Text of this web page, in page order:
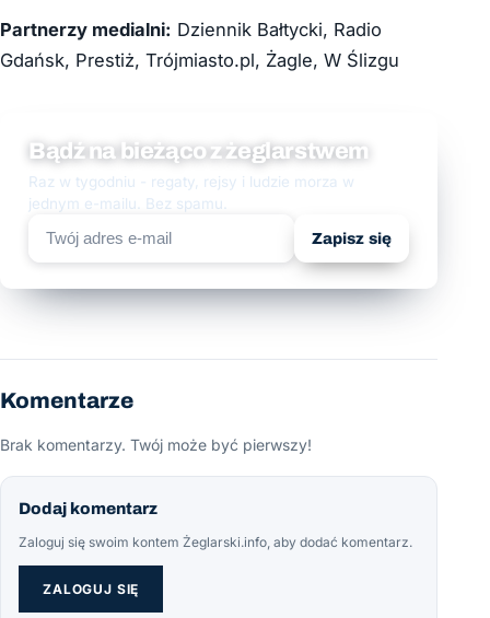
Partnerzy medialni: Dziennik Bałtycki, Radio
Gdańsk, Prestiż, Trójmiasto.pl, Żagle, W Ślizgu
Bądź na bieżąco z żeglarstwem
Raz w tygodniu - regaty, rejsy i ludzie morza w
jednym e-mailu. Bez spamu.
Zapisz się
Komentarze
Brak komentarzy. Twój może być pierwszy!
Dodaj komentarz
Zaloguj się swoim kontem Żeglarski.info, aby dodać komentarz.
ZALOGUJ SIĘ